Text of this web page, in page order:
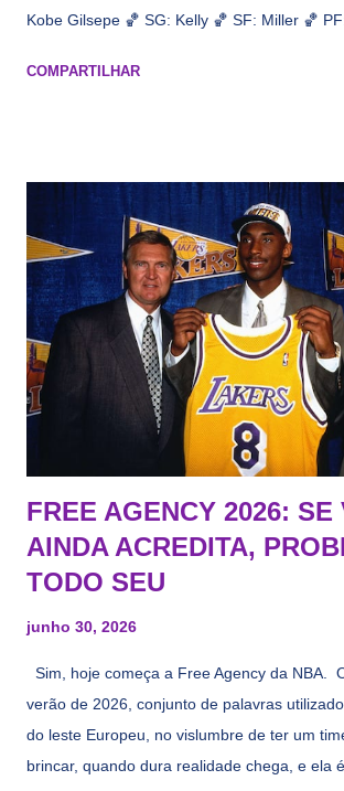
Kobe Gilsepe 🏀 SG: Kelly 🏀 SF: Miller 🏀
Na quadra Transmissão: NBA League Pass
COMPARTILHAR
FREE AGENCY 2026: SE
AINDA ACREDITA,
TODO SEU
junho 30, 2026
Sim, hoje começa a Free Agency da NBA.
verão de 2026, conjunto de palavras
do leste Europeu, no vislumbre de ter um
brincar, quando dura realidade chega, e ela é